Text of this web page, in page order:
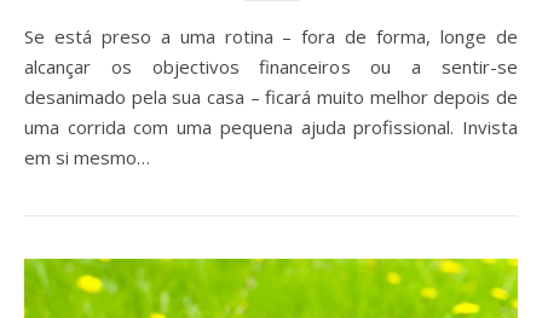
Se está preso a uma rotina – fora de forma, longe de
alcançar os objectivos financeiros ou a sentir-se
desanimado pela sua casa – ficará muito melhor depois de
uma corrida com uma pequena ajuda profissional. Invista
em si mesmo…